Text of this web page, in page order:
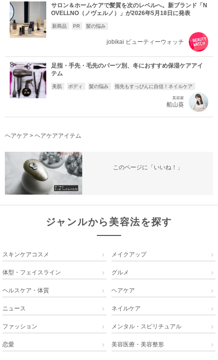
サロン＆ホームケアで髪質を次のレベルへ。新ブランド「N
OVELLNO（ノヴェルノ）」が2026年5月18日に発表
新商品 PR 髪の悩み
jobikai ビューティーウォッチ
足指・手先・毛先のパーツ別、冬におすすめ保湿ケアアイ
テム
美肌 ボディ 髪の悩み 指先もすっぴんに自信！ネイルケア
美容家
船山葵
ヘアケア > ヘアケアアイテム
このページに「いいね！」
ジャンルから美容法を探す
スキンケアコスメ  メイクアップ 
体型・フェイスライン  グルメ 
ヘルスケア・体質  ヘアケア 
ニュース  ネイルケア 
ファッション  メンタル・スピリチュアル 
恋愛  美容医療・美容整形 